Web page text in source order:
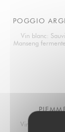
POGGIO
Vin blanc:
Manseng
Vin blanc: Petit